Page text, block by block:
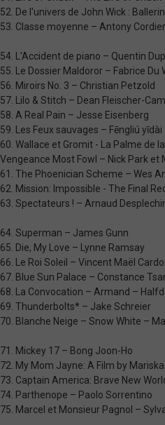
52. De l'univers de John Wick :
53. Classe moyenne – Antony Cordier
54. L'Accident de piano – Quentin
55. Le Dossier Maldoror – Fabrice Du
56. Miroirs No. 3 – Christian Petzold
57. Lilo & Stitch – Dean Fleischer-
58. A Real Pain – Jesse Eisenberg
59. Les Feux sauvages – Fēngliú
60. Wallace et Gromit - La Palme de
Vengeance Most Fowl – Nick Park et
61. The Phoenician Scheme – Wes
62. Mission: Impossible - The Final
63. Spectateurs ! – Arnaud
64. Superman – James Gunn
65. Die, My Love – Lynne Ramsay
66. Le Roi Soleil – Vincent Maël
67. Blue Sun Palace – Constance
68. La Convocation – Armand –
69. Thunderbolts* – Jake Schreier
70. Blanche Neige – Snow White –
71. Mickey 17 – Bong Joon-Ho
72. My Mom Jayne: A Film by
73. Captain America: Brave New
74. Parthenope – Paolo Sorrentino
75. Marcel et Monsieur Pagnol –